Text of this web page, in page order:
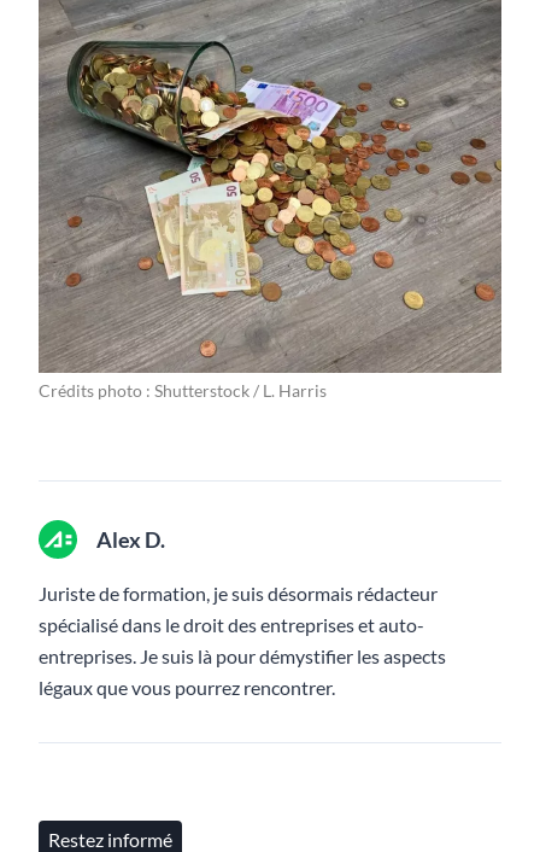
Crédits photo : Shutterstock / L. Harris
Alex D.
Juriste de formation, je suis désormais rédacteur
spécialisé dans le droit des entreprises et auto-
entreprises. Je suis là pour démystifier les aspects
légaux que vous pourrez rencontrer.
Restez informé